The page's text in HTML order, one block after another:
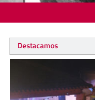
Destacamos